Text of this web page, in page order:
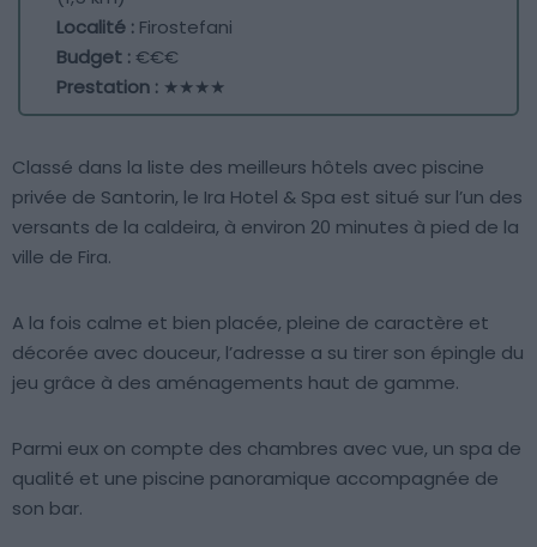
Localité : Firostefani
Budget :€€€
Prestation : ★★★★
Classé dans la liste des meilleurs hôtels avec piscine
privée de Santorin, le Ira Hotel & Spa est situé sur l’un des
versants de la caldeira, à environ 20 minutes à pied de la
ville de Fira.
A la fois calme et bien placée, pleine de caractère et
décorée avec douceur, l’adresse a su tirer son épingle du
jeu grâce à des aménagements haut de gamme.
Parmi eux on compte des chambres avec vue, un spa de
qualité et une piscine panoramique accompagnée de
son bar.